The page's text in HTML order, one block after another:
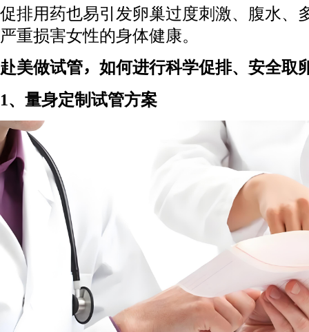
促排用药也易引发卵巢过度刺激、腹水、
严重损害女性的身体健康。
赴美做试管，如何进行科学促排、安全取
1、量身定制试管方案